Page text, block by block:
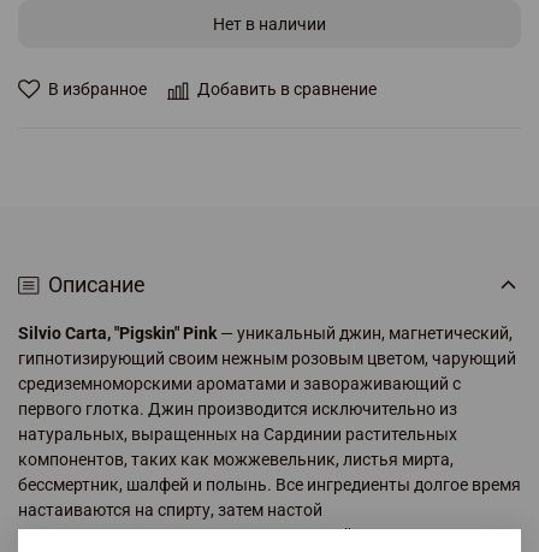
В избранное Добавить в сравнение
Нет в наличии
Описание
Silvio Carta, "Pigskin" Pink— уникальный джин, магнетический,
гипнотизирующий своим нежным розовым цветом, чарующий
средиземноморскими ароматами и завораживающий с
первого глотка. Джин производится исключительно из
натуральных, выращенных на Сардинии растительных
компонентов, таких как можжевельник, листья мирта,
бессмертник, шалфей и полынь. Все ингредиенты долгое время
настаиваются на спирту, затем настой
подвергается дистилляции. В полученный дистиллят